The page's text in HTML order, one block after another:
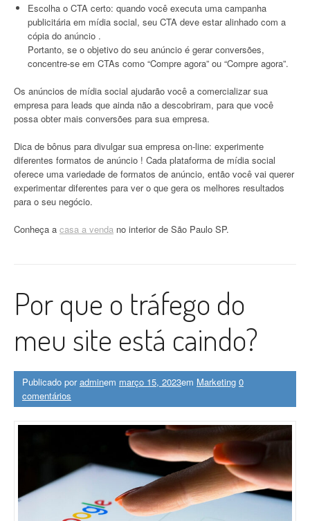
Escolha o CTA certo: quando você executa uma campanha
publicitária em mídia social, seu CTA deve estar alinhado com a
cópia do anúncio .
Portanto, se o objetivo do seu anúncio é gerar conversões,
concentre-se em CTAs como “Compre agora” ou “Compre agora”.
Os anúncios de mídia social ajudarão você a comercializar sua
empresa para leads que ainda não a descobriram, para que você
possa obter mais conversões para sua empresa.
Dica de bônus para divulgar sua empresa on-line: experimente
diferentes formatos de anúncio ! Cada plataforma de mídia social
oferece uma variedade de formatos de anúncio, então você vai querer
experimentar diferentes para ver o que gera os melhores resultados
para o seu negócio.
Conheça a casa a venda no interior de São Paulo SP.
Por que o tráfego do
meu site está caindo?
Publicado poradminem março 15, 2023em Marketing 0
comentários